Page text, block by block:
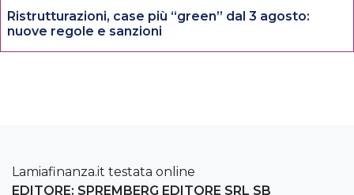
Ristrutturazioni, case più “green” dal 3 agosto:
nuove regole e sanzioni
Lamiafinanza.it testata online
EDITORE: SPREMBERG EDITORE SRL SB